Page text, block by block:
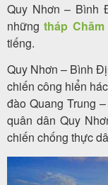
Cảm
nhận
khách
hàng
Tuyển
dụng
Quy Nhơn – Bình
nhữngtháp Chăm
tiếng.
Quy Nhơn – Bình
chiến công hiển
đào Quang Trung
quân dân Quy
chiến chống thực